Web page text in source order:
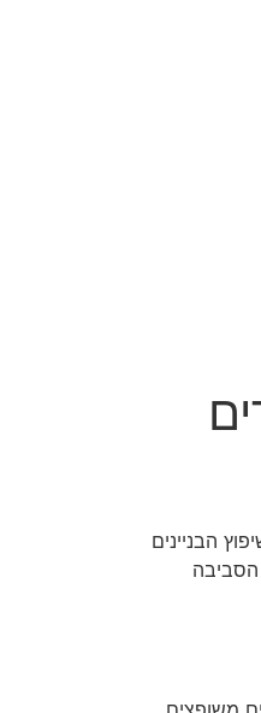
הבניינים
הסביבה